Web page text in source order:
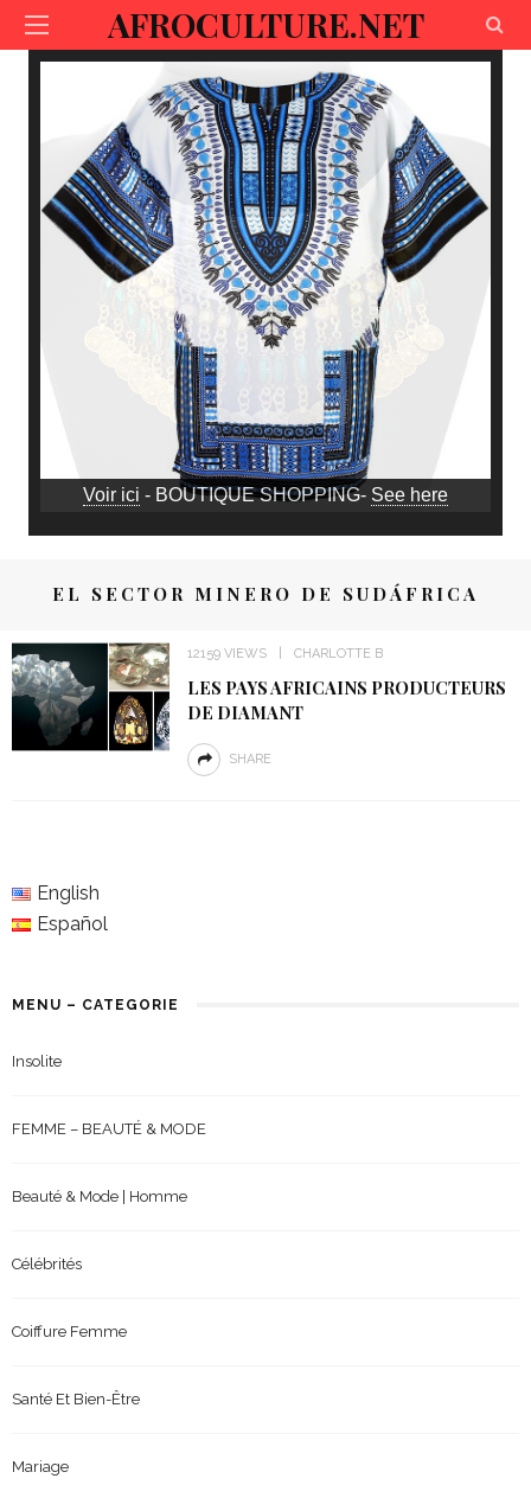
AFROCULTURE.NET
Voir ici - BOUTIQUE SHOPPING- See here
EL SECTOR MINERO DE SUDÁFRICA
12159 VIEWS CHARLOTTE B
LES PAYS AFRICAINS PRODUCTEURS
DE DIAMANT
SHARE
English
Español
MENU – CATEGORIE
Insolite
FEMME – BEAUTÉ & MODE
Beauté & Mode | Homme
Célébrités
Coiffure Femme
Santé Et Bien-Être
Mariage